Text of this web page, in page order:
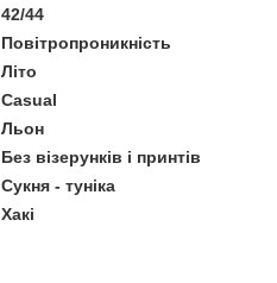
42/44
Повітропроникність
Літо
Casual
Льон
Без візерунків і принтів
Сукня - туніка
Хакі